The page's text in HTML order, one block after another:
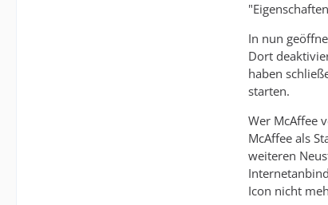
In nun
Dort
haben
starten.
Wer McAffee
McAffee als
weiteren
Icon nicht